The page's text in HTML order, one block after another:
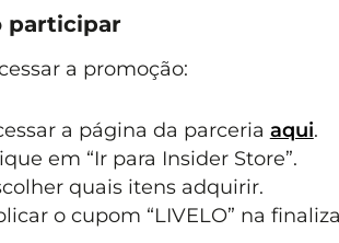
participar
a promoção:
a página da parceria aqui.
em “Ir para Insider Store”.
quais itens adquirir.
o cupom “LIVELO” na